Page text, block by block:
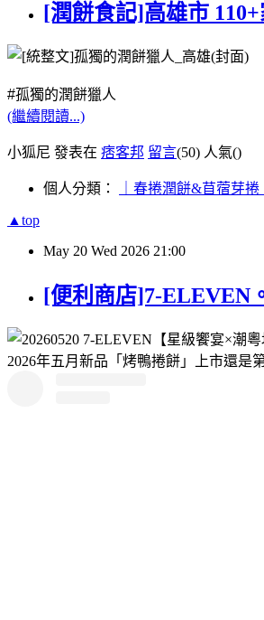
[潤餅食記]高雄市
#孤獨的潤餅獵人
(繼續閱讀...)
小狐尼 發表在 痞客邦 留言(50) 人氣()
個人分類： ｜春捲潤餅&苜蓿芽
▲top
May 20 Wed 2026 21:00
[便利商店]7-ELEVEN
2026年五月新品「烤鴨捲餅」上市還是